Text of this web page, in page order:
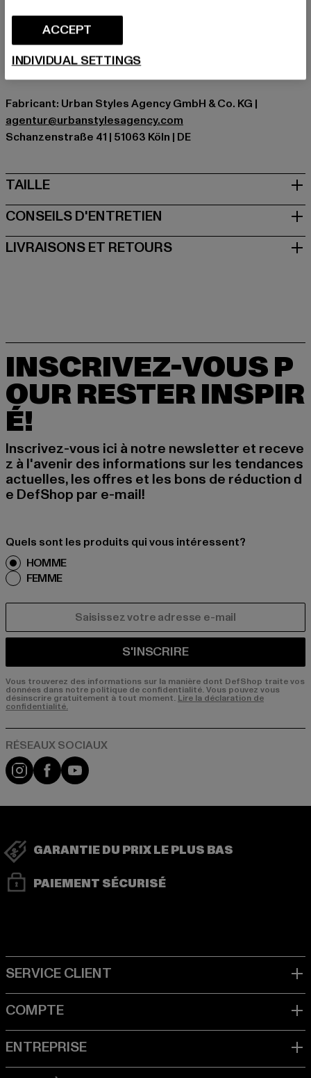
Doublure: autres matières, Textile
Remarque: Contient des parties non textiles d'origine
animale.
Art.Nr: 1184327-01248
Fabricant: Urban Styles Agency GmbH & Co. KG |
agentur@urbanstylesagency.com
Schanzenstraße 41 | 51063 Köln | DE
TAILLE
CONSEILS D'ENTRETIEN
LIVRAISONS ET RETOURS
INSCRIVEZ-VOUS P
OUR RESTER INSPIR
É!
Inscrivez-vous ici à notre newsletter et receve
z à l'avenir des informations sur les tendances
actuelles, les offres et les bons de réduction d
e DefShop par e-mail!
Quels sont les produits qui vous intéressent?
HOMME
FEMME
S'INSCRIRE
Vous trouverez des informations sur la manière dont DefShop traite vos
données dans notre politique de confidentialité. Vous pouvez vous
désinscrire gratuitement à tout moment. Lire la déclaration de
confidentialité.
Visit our Instagram page:
Visit our Facebook page:
Visit our YouTube channel:
GARANTIE DU PRIX LE PLUS BAS
PAIEMENT SÉCURISÉ
ACCEPT
INDIVIDUAL SETTINGS